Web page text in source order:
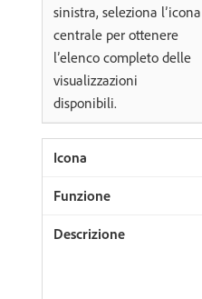
sinistra, seleziona l’icona
centrale per ottenere
l’elenco completo delle
visualizzazioni
disponibili.